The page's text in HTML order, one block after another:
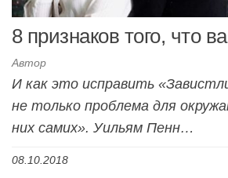
8 признаков того, что
Автор
И как это исправить
не только проблема для
них самих». Уильям Пенн…
08.10.2018